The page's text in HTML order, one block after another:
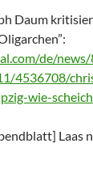
Daum
de/
4536708/
wie-
Laas